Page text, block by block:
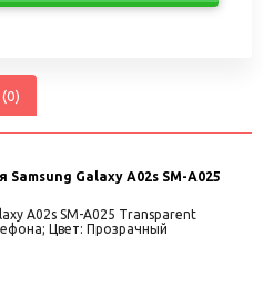
Galaxy A02s SM-A025
A02s SM-A025 Transparent
Цвет: Прозрачный